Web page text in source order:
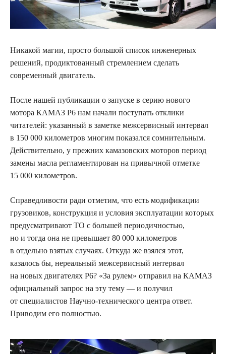
Никакой магии, просто большой список инженерных
решений, продиктованный стремлением сделать
современный двигатель.
После нашей публикации о запуске в серию нового
мотора КАМАЗ Р6 нам начали поступать отклики
читателей: указанный в заметке межсервисный интервал
в 150 000 километров многим показался сомнительным.
Действительно, у прежних камазовских моторов период
замены масла регламентирован на привычной отметке
15 000 километров.
Справедливости ради отметим, что есть модификации
грузовиков, конструкция и условия эксплуатации которых
предусматривают ТО с большей периодичностью,
но и тогда она не превышает 80 000 километров
в отдельно взятых случаях. Откуда же взялся этот,
казалось бы, нереальный межсервисный интервал
на новых двигателях Р6? «За рулем» отправил на КАМАЗ
официальный запрос на эту тему — и получил
от специалистов Научно-технического центра ответ.
Приводим его полностью.